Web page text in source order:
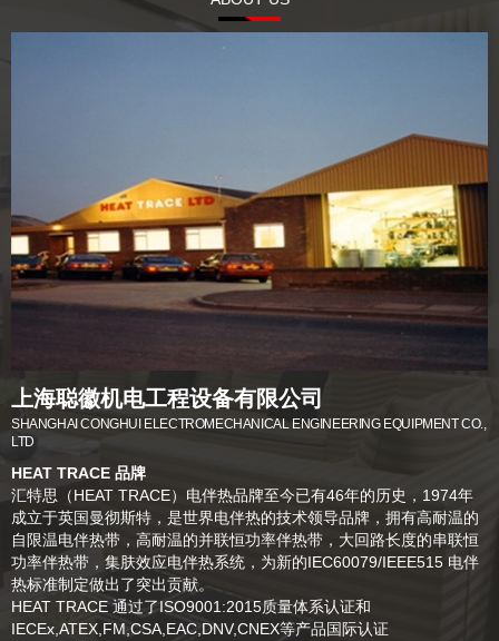
上海聪徽机电工程设备有限公司
SHANGHAI CONGHUI ELECTROMECHANICAL ENGINEERING EQUIPMENT CO.,
LTD
HEAT TRACE 品牌
汇特思（HEAT TRACE）电伴热品牌至今已有46年的历史，1974年
成立于英国曼彻斯特，是世界电伴热的技术领导品牌，拥有高耐温的
自限温电伴热带，高耐温的并联恒功率伴热带，大回路长度的串联恒
功率伴热带，集肤效应电伴热系统，为新的IEC60079/IEEE515 电伴
热标准制定做出了突出贡献。
HEAT TRACE 通过了ISO9001:2015质量体系认证和
IECEx,ATEX,FM,CSA,EAC,DNV,CNEX等产品国际认证